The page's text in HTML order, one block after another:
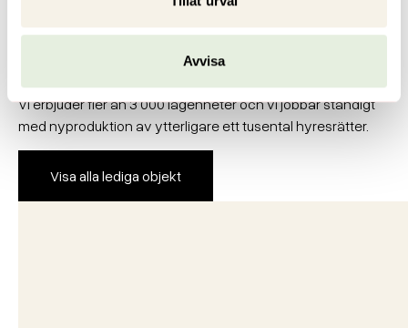
Avvisa
Fler lediga objekt
Lika mycket som vi gillar att förvalta gillar vi att bygga nytt.
Vi erbjuder fler än 3 000 lägenheter och vi jobbar ständigt
med nyproduktion av ytterligare ett tusental hyresrätter.
Visa alla lediga objekt